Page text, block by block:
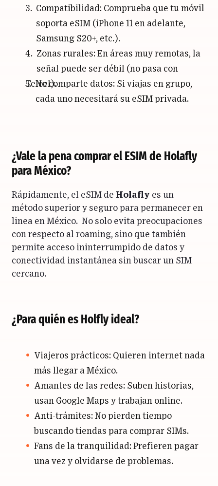
Compatibilidad: Comprueba que tu móvil
soporta eSIM (iPhone 11 en adelante,
Samsung S20+, etc.).
Zonas rurales: En áreas muy remotas, la
señal puede ser débil (no pasa con
Telcel).
No comparte datos: Si viajas en grupo,
cada uno necesitará su eSIM privada.
¿Vale la pena comprar el ESIM de Holafly
para México?
Rápidamente, el eSIM de Holafly es un
método superior y seguro para permanecer en
linea en México. No solo evita preocupaciones
con respecto al roaming, sino que también
permite acceso ininterrumpido de datos y
conectividad instantánea sin buscar un SIM
cercano.
¿Para quién es Holfly ideal?
Viajeros prácticos: Quieren internet nada
más llegar a México.
Amantes de las redes: Suben historias,
usan Google Maps y trabajan online.
Anti-trámites: No pierden tiempo
buscando tiendas para comprar SIMs.
Fans de la tranquilidad: Prefieren pagar
una vez y olvidarse de problemas.